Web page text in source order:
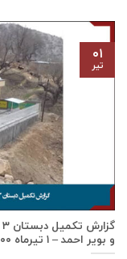
و بوير احمد – ۱ تیرماه ۱۴۰۰
۰۱
تیر